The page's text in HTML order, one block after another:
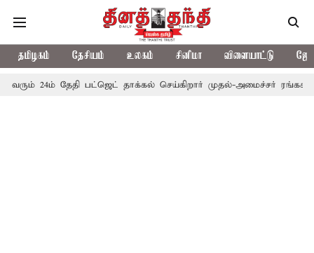
தமிழகம் தேசியம் உலகம் சினிமா விளையாட்டு
தேதி பட்ஜெட் தாக்கல் செய்கிறார் முதல்-அமைச்சர் ரங்கசாமி